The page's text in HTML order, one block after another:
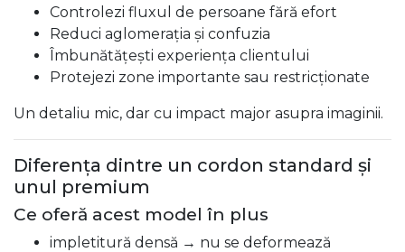
Controlezi fluxul de persoane fără efort
Reduci aglomerația și confuzia
Îmbunătățești experiența clientului
Protejezi zone importante sau restricționate
Un detaliu mic, dar cu impact major asupra imaginii.
Diferența dintre un cordon standard și
unul premium
Ce oferă acest model în plus
impletitură densă → nu se deformează